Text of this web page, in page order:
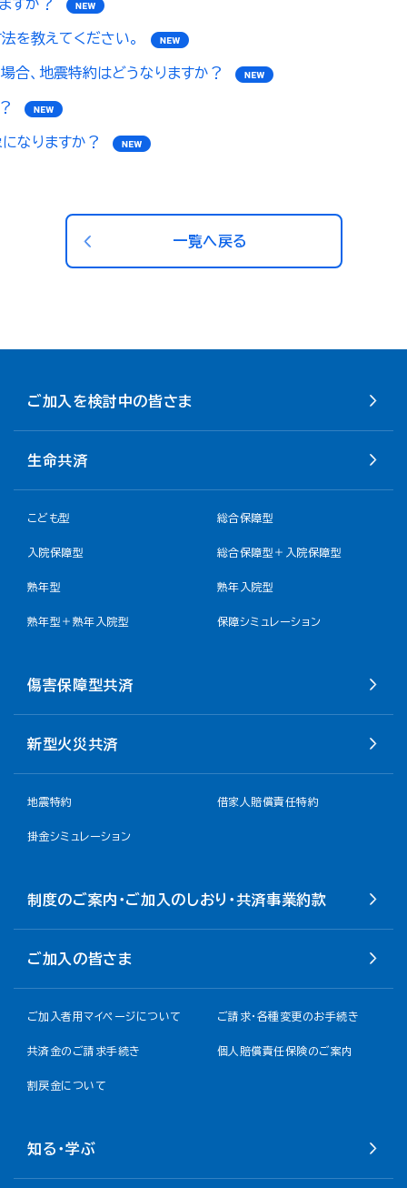
すか？
を教えてください。
合、地震特約はどうなりますか？
なりますか？
一覧へ戻る
ご加入を検討中の皆さま
生命共済
こども型 総合保障型
入院保障型 総合保障型＋入院保障型
熟年型 熟年入院型
熟年型＋熟年入院型 保障シミュレーション
傷害保障型共済
新型火災共済
地震特約 借家人賠償責任特約
掛金シミュレーション
制度のご案内・ご加入のしおり・共済事業約款
ご加入の皆さま
ご加入者用マイページについて ご請求・各種変更のお手続き
共済金のご請求手続き 個人賠償責任保険のご案内
割戻金について​
知る・学ぶ